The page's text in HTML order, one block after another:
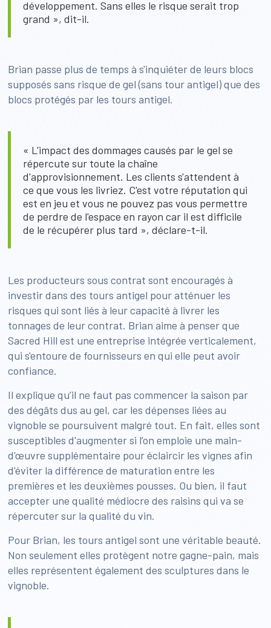
développement. Sans elles le risque serait trop
grand », dit-il.
Brian passe plus de temps à s'inquiéter de leurs blocs
supposés sans risque de gel (sans tour antigel) que des
blocs protégés par les tours antigel.
« L'impact des dommages causés par le gel se
répercute sur toute la chaîne
d'approvisionnement. Les clients s'attendent à
ce que vous les livriez. C'est votre réputation qui
est en jeu et vous ne pouvez pas vous permettre
de perdre de l'espace en rayon car il est difficile
de le récupérer plus tard », déclare-t-il.
Les producteurs sous contrat sont encouragés à
investir dans des tours antigel pour atténuer les
risques qui sont liés à leur capacité à livrer les
tonnages de leur contrat. Brian aime à penser que
Sacred Hill est une entreprise intégrée verticalement,
qui s'entoure de fournisseurs en qui elle peut avoir
confiance.
Il explique qu’il ne faut pas commencer la saison par
des dégâts dus au gel, car les dépenses liées au
vignoble se poursuivent malgré tout. En fait, elles sont
susceptibles d'augmenter si l’on emploie une main-
d'œuvre supplémentaire pour éclaircir les vignes afin
d'éviter la différence de maturation entre les
premières et les deuxièmes pousses. Ou bien, il faut
accepter une qualité médiocre des raisins qui va se
répercuter sur la qualité du vin.
Pour Brian, les tours antigel sont une véritable beauté.
Non seulement elles protègent notre gagne-pain, mais
elles représentent également des sculptures dans le
vignoble.